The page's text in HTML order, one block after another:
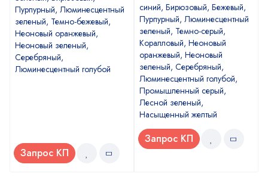
Пурпурный, Люминесцентный
зеленый, Темно-бежевый,
Неоновый оранжевый,
Неоновый зеленый,
Серебряный,
Люминесцентный голубой
Запрос КП
синий, Бирюзовый, Бежевый,
Пурпурный, Люминесцентный
зеленый, Темно-серый,
Коралловый, Неоновый
оранжевый, Неоновый
зеленый, Серебряный,
Люминесцентный голубой,
Промышленный серый,
Лесной зеленый,
Насыщенный желтый
Запрос КП